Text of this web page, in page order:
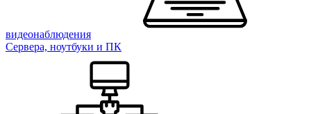
видеонаблюдения
Сервера, ноутбуки и ПК